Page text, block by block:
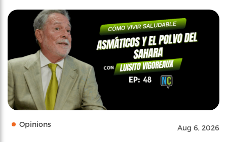
Opinions Aug 6, 2026